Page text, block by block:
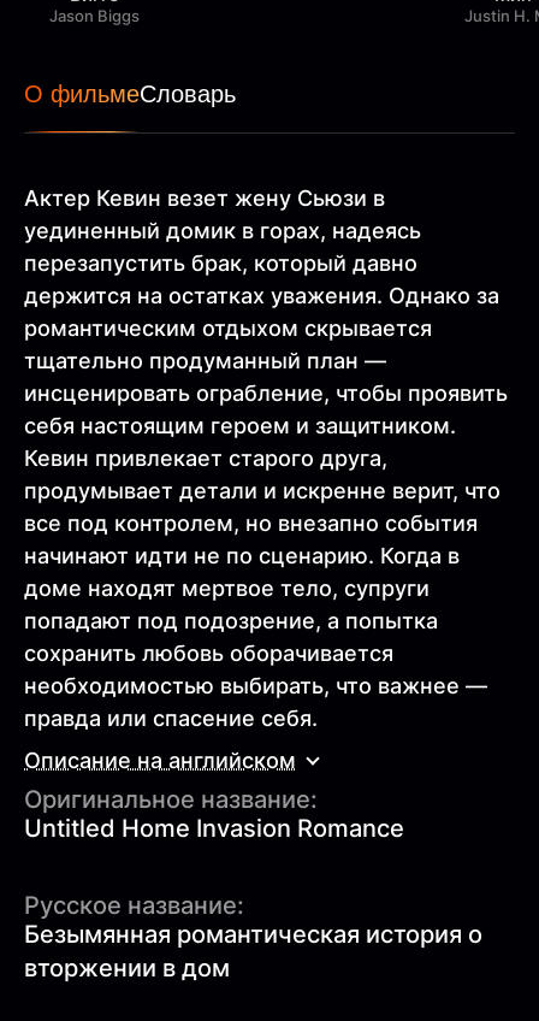
Jason Biggs Justin H.
О фильмеСловарь
Актер Кевин везет жену Сьюзи в
уединенный домик в горах, надеясь
перезапустить брак, который давно
держится на остатках уважения. Однако за
романтическим отдыхом скрывается
тщательно продуманный план —
инсценировать ограбление, чтобы проявить
себя настоящим героем и защитником.
Кевин привлекает старого друга,
продумывает детали и искренне верит, что
все под контролем, но внезапно события
начинают идти не по сценарию. Когда в
доме находят мертвое тело, супруги
попадают под подозрение, а попытка
сохранить любовь оборачивается
необходимостью выбирать, что важнее —
правда или спасение себя.
Описание на английском
Оригинальное название:
Untitled Home Invasion Romance
Русское название:
Безымянная романтическая история о
вторжении в дом